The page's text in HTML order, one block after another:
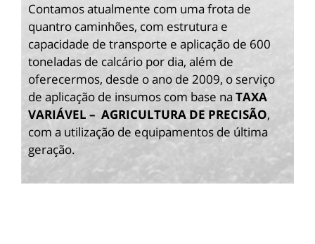
Contamos atualmente com uma frota de
quantro caminhões, com estrutura e
capacidade de transporte e aplicação de 600
toneladas de calcário por dia, além de
oferecermos, desde o ano de 2009, o serviço
de aplicação de insumos com base na TAXA
VARIÁVEL – AGRICULTURA DE PRECISÃO,
com a utilização de equipamentos de última
geração.